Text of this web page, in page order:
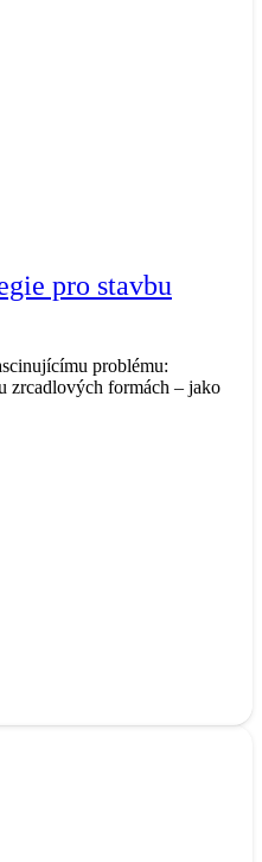
pro stavbu
problému:
zrcadlových formách – jako